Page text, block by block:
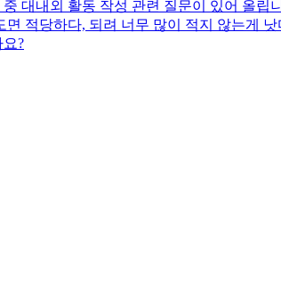
대내외 활동 작성 관련 질문이 있어 올립
적당하다, 되려 너무 많이 적지 않는게
?